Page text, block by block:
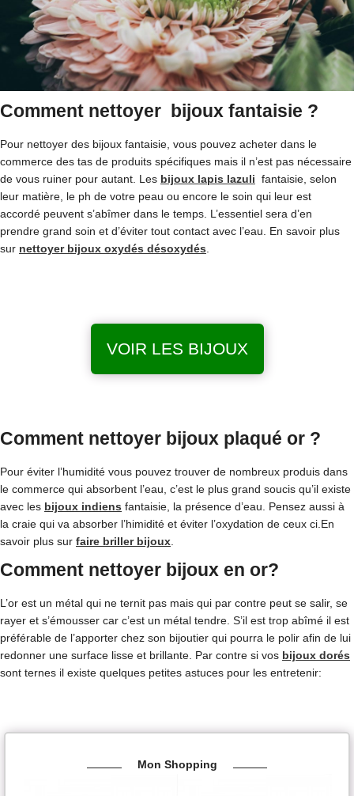
Comment nettoyer bijoux fantaisie ?
Pour nettoyer des bijoux fantaisie, vous pouvez acheter dans le
commerce des tas de produits spécifiques mais il n’est pas nécessaire
de vous ruiner pour autant. Les bijoux lapis lazuli fantaisie, selon
leur matière, le ph de votre peau ou encore le soin qui leur est
accordé peuvent s’abîmer dans le temps. L’essentiel sera d’en
prendre grand soin et d’éviter tout contact avec l’eau. En savoir plus
sur nettoyer bijoux oxydés désoxydés
VOIR LES BIJOUX
Comment nettoyer bijoux plaqué or ?
Pour éviter l’humidité vous pouvez trouver de nombreux produis dans
le commerce qui absorbent l’eau, c’est le plus grand soucis qu’il existe
avec les bijoux indiens fantaisie, la présence d’eau. Pensez aussi à
la craie qui va absorber l’himidité et éviter l’oxydation de ceux ci.En
savoir plus sur faire briller bijoux
Comment nettoyer bijoux en or?
L’or est un métal qui ne ternit pas mais qui par contre peut se salir, se
rayer et s’émousser car c’est un métal tendre. S’il est trop abîmé il est
préférable de l’apporter chez son bijoutier qui pourra le polir afin de lui
redonner une surface lisse et brillante. Par contre si vos bijoux dorés
sont ternes il existe quelques petites astuces pour les entretenir:
Mon Shopping